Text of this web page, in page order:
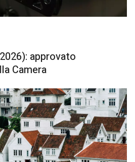
approvato
Camera